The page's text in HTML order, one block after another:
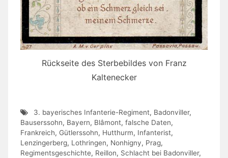
Rückseite des Sterbebildes von Franz
Kaltenecker
3. bayerisches Infanterie-Regiment, Badonviller,
Bauserssohn, Bayern, Blâmont, falsche Daten,
Frankreich, Gütlerssohn, Hutthurm, Infanterist,
Lenzingerberg, Lothringen, Nonhigny, Prag,
Regimentsgeschichte, Reillon, Schlacht bei Badonviller,